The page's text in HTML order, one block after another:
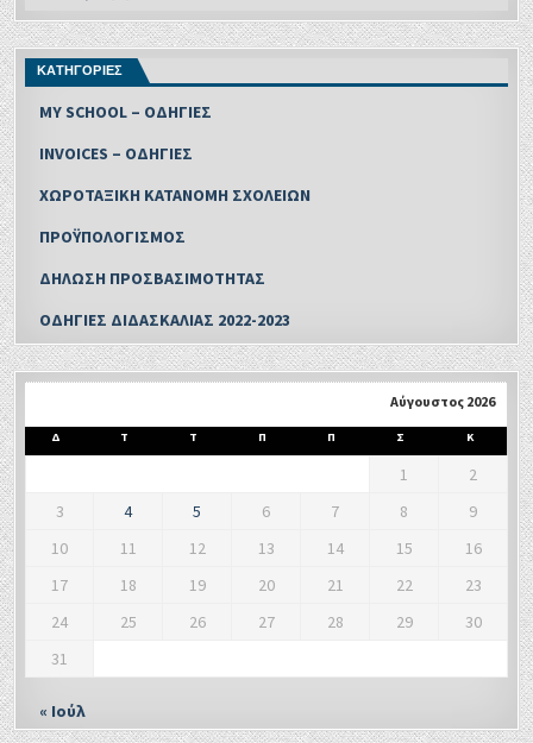
ΚΑΤΗΓΟΡΙΕΣ
MY SCHOOL – ΟΔΗΓΙΕΣ
INVOICES – ΟΔΗΓΙΕΣ
ΧΩΡΟΤΑΞΙΚΗ ΚΑΤΑΝΟΜΗ ΣΧΟΛΕΙΩΝ
ΠΡΟΫΠΟΛΟΓΙΣΜΟΣ
ΔΗΛΩΣΗ ΠΡΟΣΒΑΣΙΜΟΤΗΤΑΣ
ΟΔΗΓΙΕΣ ΔΙΔΑΣΚΑΛΙΑΣ 2022-2023
Αύγουστος 2026
Δ Τ Τ Π Π Σ Κ
1
2
3
4 5 6 7 8
9
10
11 12 13 14 15
16
17
18 19 20 21 22
23
24
25 26 27 28 29
30
31
« Ιούλ